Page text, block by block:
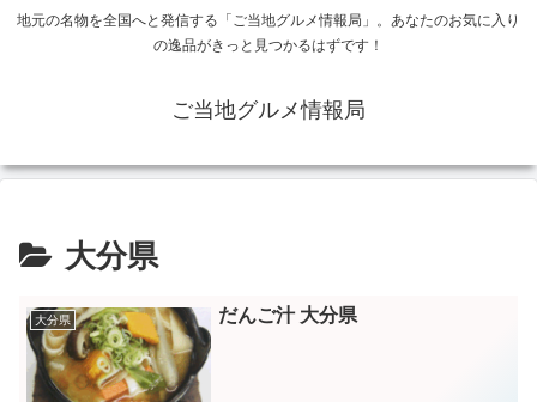
地元の名物を全国へと発信する「ご当地グルメ情報局」。あなたのお気に入り
の逸品がきっと見つかるはずです！
ご当地グルメ情報局
大分県
大分県 だんご汁 大分県